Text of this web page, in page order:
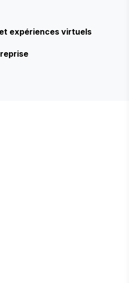
expériences virtuels